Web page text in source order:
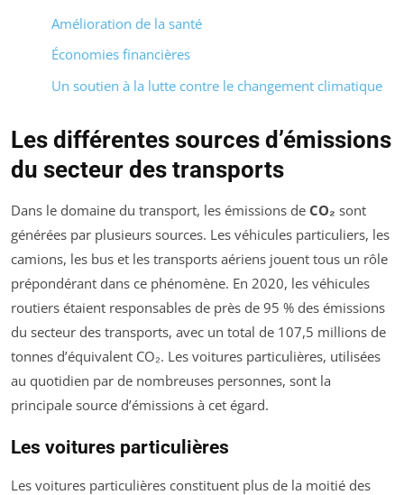
Amélioration de la santé
Économies financières
Un soutien à la lutte contre le changement climatique
Les différentes sources d’émissions
du secteur des transports
Dans le domaine du transport, les émissions de CO₂ sont
générées par plusieurs sources. Les véhicules particuliers, les
camions, les bus et les transports aériens jouent tous un rôle
prépondérant dans ce phénomène. En 2020, les véhicules
routiers étaient responsables de près de 95 % des émissions
du secteur des transports, avec un total de 107,5 millions de
tonnes d’équivalent CO₂. Les voitures particulières, utilisées
au quotidien par de nombreuses personnes, sont la
principale source d’émissions à cet égard.
Les voitures particulières
Les voitures particulières constituent plus de la moitié des